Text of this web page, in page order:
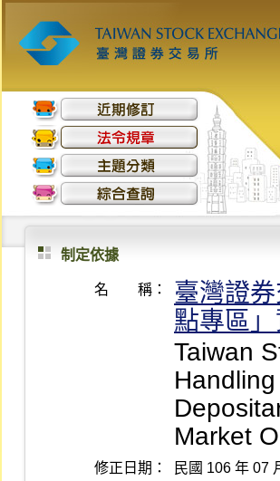
制定依據
名 稱：
臺灣證
點專區
Taiwan
Market
修正日期： 民國 106 年 07